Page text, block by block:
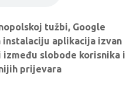
tužbi, Google
aplikacija izvan
između slobode korisnika i
prijevara